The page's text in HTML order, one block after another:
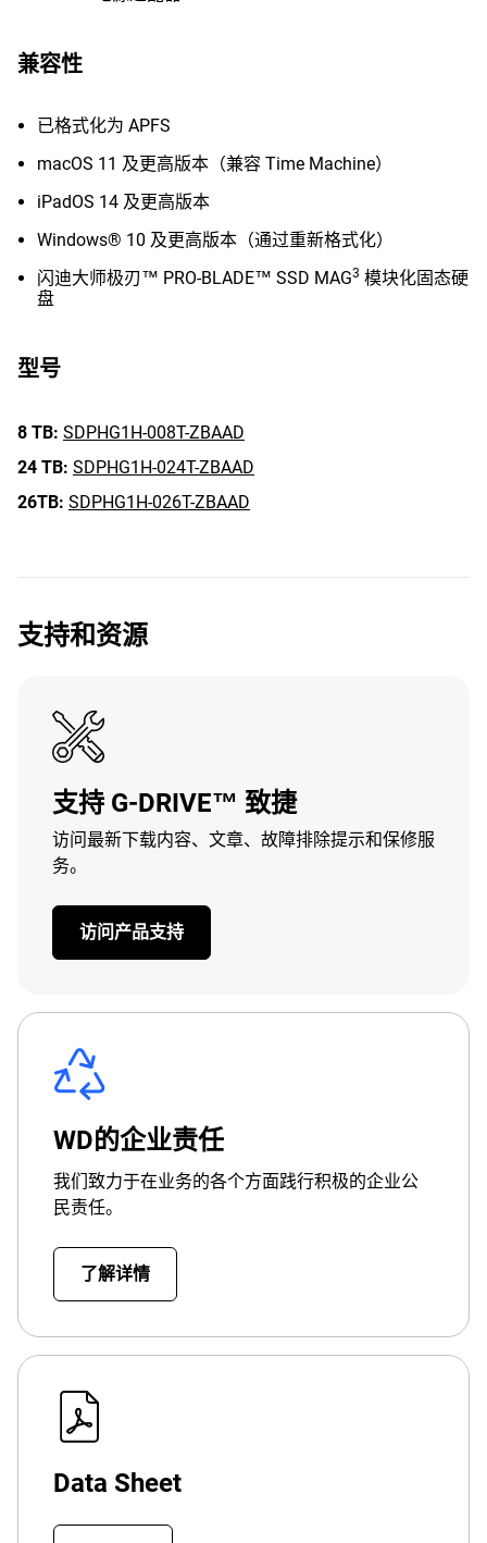
兼容性
已格式化为 APFS
macOS 11 及更高版本（兼容 Time Machine）
iPadOS 14 及更高版本
Windows® 10 及更高版本（通过重新格式化）
闪迪大师极刃™ PRO-BLADE™ SSD MAG3 模块化固态硬
盘
型号
8 TB: SDPHG1H-008T-ZBAAD
24 TB: SDPHG1H-024T-ZBAAD
26TB: SDPHG1H-026T-ZBAAD
支持和资源
支持 G-DRIVE™ 致捷
访问最新下载内容、文章、故障排除提示和保修服
务。
访问产品支持
WD的企业责任
我们致力于在业务的各个方面践行积极的企业公
民责任。
了解详情
Data Sheet